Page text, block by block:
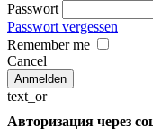
Passwort
Passwort vergessen
Remember me
Cancel
text_or
Авторизация через